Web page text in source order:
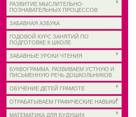
РАЗВИТИЕ МЫСЛИТЕЛЬНО-
ПОЗНАВАТЕЛЬНЫХ ПРОЦЕССОВ
ЗАБАВНАЯ АЗБУКА
ГОДОВОЙ КУРС ЗАНЯТИЙ ПО
ПОДГОТОВКЕ К ШКОЛЕ
ЗАБАВНЫЕ УРОКИ ЧТЕНИЯ
БУКВОГРАММА. РАЗВИВАЕМ УСТНУЮ И
ПИСЬМЕННУЮ РЕЧЬ ДОШКОЛЬНИКОВ
ОБУЧЕНИЕ ДЕТЕЙ ГРАМОТЕ
ОТРАБАТЫВАЕМ ГРАФИЧЕСКИЕ НАВЫКИ
МАТЕМАТИКА ДЛЯ БУДУЩИХ